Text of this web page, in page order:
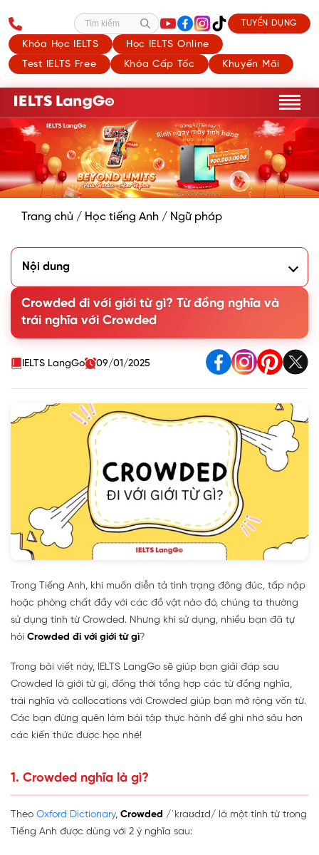
Khóa Học IELTS
Học IELTS Online
Test IELTS Free
Khóa Cấp Tốc Khuyến Mãi
Tìm kiếm TUYỂN DỤNG
Trang chủ / Học tiếng Anh / Ngữ pháp
Nội dung
2. Crowded đi với giới từ gì?
3. Từ đồng nghĩa và trái nghĩa với tính từ Crowded
4. Các cụm từ thông dụng với Crowded
5. Bài tập thực hành Crowded đi với giới từ gì
Crowded đi với giới từ gì? Từ đồng nghĩa và
trái nghĩa với Crowded
IELTS LangGo 09/01/2025
Trong Tiếng Anh, khi muốn diễn tả tình trạng đông đúc, tấp nập
hoặc phòng chất đầy với các đồ vật nào đó, chúng ta thường
sử dụng tính từ Crowded. Nhưng khi sử dụng, nhiều bạn đã tự
hỏi Crowded đi với giới từ gì?
Trong bài viết này, IELTS LangGo sẽ giúp bạn giải đáp sau
Crowded là giới từ gì, đồng thời tổng hợp các từ đồng nghĩa,
trái nghĩa và collocations với Crowded giúp bạn mở rộng vốn từ.
Các bạn đừng quên làm bài tập thực hành để ghi nhớ sâu hơn
các kiến thức được học nhé!
1. Crowded nghĩa là gì?
Theo Oxford Dictionary, Crowded /ˈkraʊdɪd/ là một tính từ trong
Tiếng Anh được dùng với 2 ý nghĩa sau: